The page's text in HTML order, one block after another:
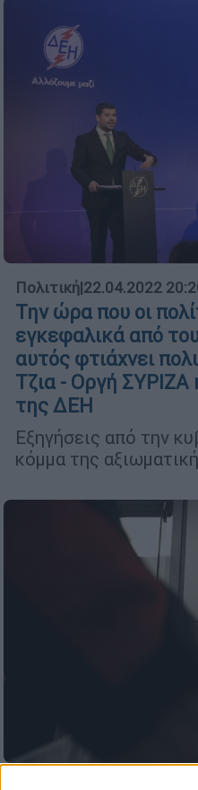
Πολιτική|22.04.2022
Την ώρα που οι
εγκεφαλικά από
αυτός φτιάχνει
Τζια - Οργή
της ΔΕΗ
Εξηγήσεις από την
κόμμα της